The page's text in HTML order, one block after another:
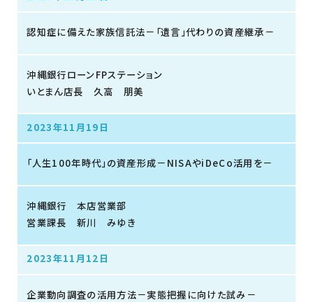
認知症に備えた家族信託法－「遺言」代わりの資産継承－
沖縄銀行ローンFPステーション
いとまん店長 久高 朋美
2023年11月19日
「人生100年時代」の資産形成－NISAやiDeCo活用を－
沖縄銀行 本店営業部
営業課長 新川 みゆき
2023年11月12日
企業動向調査の活用方法－実態把握に向けた試み－